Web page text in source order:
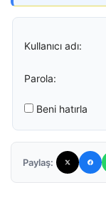
Kullanıcı adı:
Parola:
Beni hatırla
Paylaş: